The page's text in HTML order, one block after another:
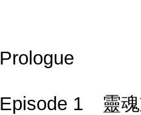
Prologue
Episode 1 靈